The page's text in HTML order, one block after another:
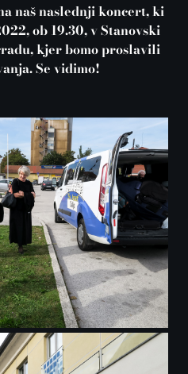
naš naslednji koncert, ki
ob 19.30, v Stanovski
kjer bomo proslavili
Se vidimo!